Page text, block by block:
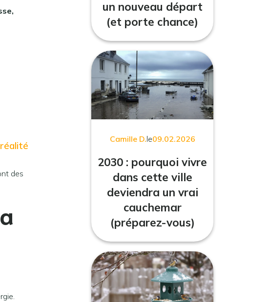
des
un nouveau départ
(et porte chance)
Camille D.le09.02.2026
2030 : pourquoi vivre
dans cette ville
deviendra un vrai
cauchemar
(préparez-vous)